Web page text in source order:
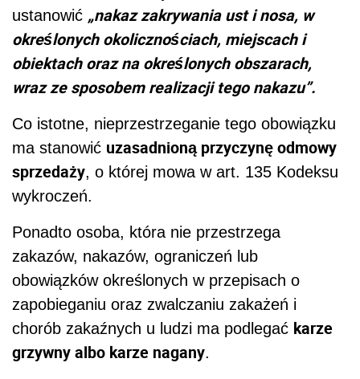
ustanowić „nakaz zakrywania ust i nosa, w
określonych okolicznościach, miejscach i
obiektach oraz na określonych obszarach,
wraz ze sposobem realizacji tego nakazu”.
Co istotne, nieprzestrzeganie tego obowiązku
ma stanowić uzasadnioną przyczynę odmowy
sprzedaży, o której mowa w art. 135 Kodeksu
wykroczeń.
Ponadto osoba, która nie przestrzega
zakazów, nakazów, ograniczeń lub
obowiązków określonych w przepisach o
zapobieganiu oraz zwalczaniu zakażeń i
chorób zakaźnych u ludzi ma podlegać karze
grzywny albo karze nagany.